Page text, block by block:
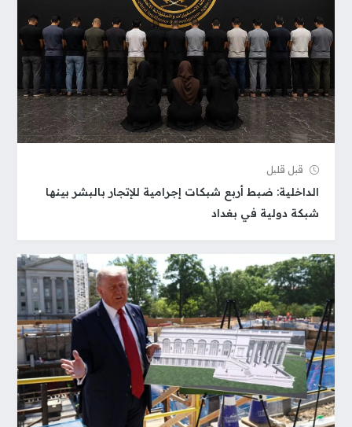
قبل قلیل
الداخلية: ضبط أربع شبكات إجرامية للإتجار بالبشر بينها
شبكة دولية في بغداد